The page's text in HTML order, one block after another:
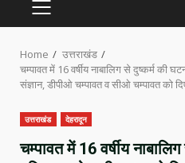
PRIMARY
Home
उत्तराखंड
चम्पावत में 16 वर्षीय नाबालिग से दुष्कर्म की
संज्ञान, डीपीओ चम्पावत व सीओ चम्पावत को
उत्तराखंड देहरादून
चम्पावत में 16 वर्षीय